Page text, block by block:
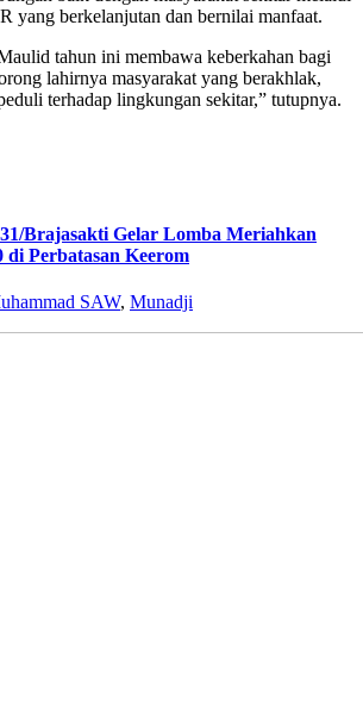
yang berkelanjutan dan bernilai manfaat.
tahun ini membawa keberkahan bagi
lahirnya masyarakat yang berakhlak,
terhadap lingkungan sekitar,” tutupnya.
Brajasakti Gelar Lomba Meriahkan
Perbatasan Keerom
SAW, Munadji